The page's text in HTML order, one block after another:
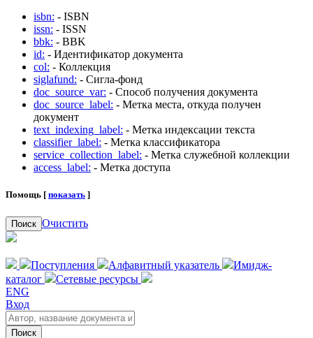
isbn: - ISBN
issn: - ISSN
bbk: - BBK
id: - Идентификатор документа
col: - Коллекция
siglafund: - Сигла-фонд
doc_source_var: - Способ получения документа
doc_source_label: - Метка места, откуда получен
документ
text_indexing_label: - Метка индексации текста
classifier_label: - Метка классификатора
service_collection_label: - Метка служебной коллекции
access_label: - Метка доступа
Помощь [ показать ]
Поиск Очистить
Поступления Алфавитный указатель
Имидж-
каталог
Сетевые ресурсы
ENG
Вход
Поиск